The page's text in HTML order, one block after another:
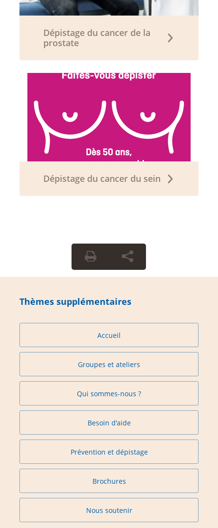
Dépistage du cancer de la
prostate
Dépistage du cancer du sein
Thèmes supplémentaires
Accueil
Groupes et ateliers
Qui sommes-nous ?
Besoin d'aide
Prévention et dépistage
Brochures
Nous soutenir